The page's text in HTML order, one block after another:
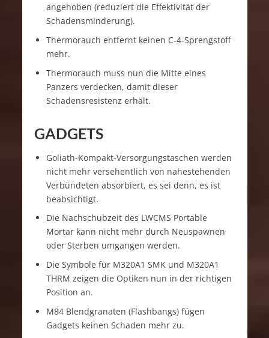
angehoben (reduziert die Effektivität der
Schadensminderung).
Thermorauch entfernt keinen C-4-Sprengstoff
mehr.
Thermorauch muss nun die Mitte eines
Panzers verdecken, damit dieser
Schadensresistenz erhält.
GADGETS
Goliath-Kompakt-Versorgungstaschen werden
nicht mehr versehentlich von nahestehenden
Verbündeten absorbiert, es sei denn, es ist
beabsichtigt.
Die Nachschubzeit des LWCMS Portable
Mortar kann nicht mehr durch Neuspawnen
oder Sterben umgangen werden.
Die Symbole für M320A1 SMK und M320A1
THRM zeigen die Optiken nun in der richtigen
Position an.
M84 Blendgranaten (Flashbangs) fügen
Gadgets keinen Schaden mehr zu.